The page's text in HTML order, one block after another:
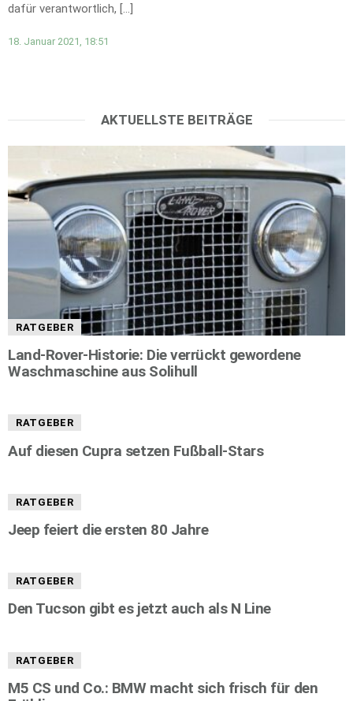
dafür verantwortlich, […]
18. Januar 2021, 18:51
AKTUELLSTE BEITRÄGE
RATGEBER
Land-Rover-Historie: Die verrückt gewordene
Waschmaschine aus Solihull
RATGEBER
Auf diesen Cupra setzen Fußball-Stars
RATGEBER
Jeep feiert die ersten 80 Jahre
RATGEBER
Den Tucson gibt es jetzt auch als N Line
RATGEBER
M5 CS und Co.: BMW macht sich frisch für den